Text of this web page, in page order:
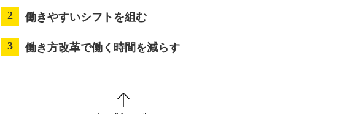
働きやすいシフトを組む
働き方改革で働く時間を減らす